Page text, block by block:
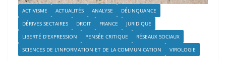
ACTIVISME ACTUALITÉS ANALYSE
DÉLINQUANCE
DÉRIVES SECTAIRES
DROIT FRANCE
JURIDIQUE
LIBERTÉ D'EXPRESSION
PENSÉE CRITIQUE
RÉSEAUX SOCIAUX
SCIENCES DE L'INFORMATION ET DE LA COMMUNICATION
VIROLOGIE